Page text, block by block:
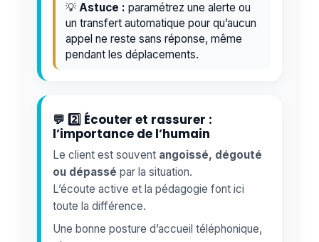
💡Astuce : paramétrez une alerte ou
un transfert automatique pour qu’aucun
appel ne reste sans réponse, même
pendant les déplacements.
💬 2️⃣ Écouter et rassurer :
l’importance de l’humain
Le client est souvent angoissé, dégouté
ou dépassé par la situation.
L’écoute active et la pédagogie font ici
toute la différence.
Une bonne posture d’accueil téléphonique,